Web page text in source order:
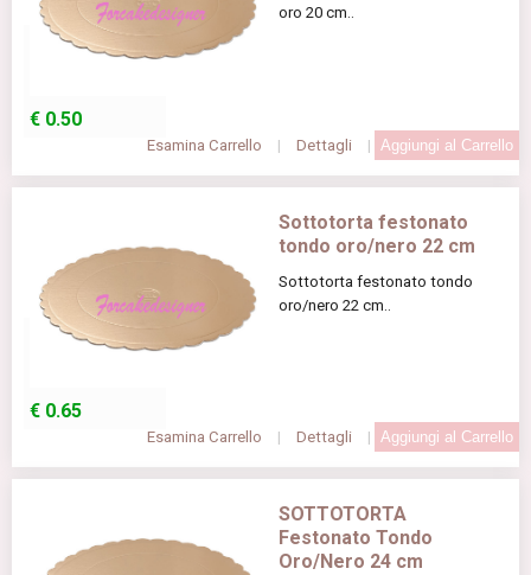
oro 20 cm..
€ 0.50
Esamina Carrello | Dettagli |
Sottotorta festonato
tondo oro/nero 22 cm
Sottotorta festonato tondo
oro/nero 22 cm..
€ 0.65
Esamina Carrello | Dettagli |
SOTTOTORTA
Festonato Tondo
Oro/Nero 24 cm